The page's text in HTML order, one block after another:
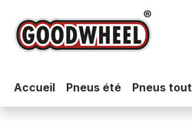
au contenu principal
Passer à la recherche
Passer à la navigation principale
Accueil Pneus été Pneus